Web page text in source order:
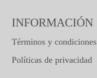
INFORMACIÓN
Términos y condiciones
Políticas de privacidad